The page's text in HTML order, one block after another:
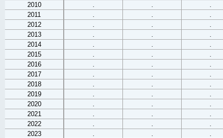
2010
. .
.
2011
. .
.
2012
. .
.
2013
. .
.
2014
. .
.
2015
. .
.
2016
. .
.
2017
. .
.
2018
. .
.
2019
. .
.
2020
. .
.
2021
. .
.
2022
. .
.
2023
. .
.